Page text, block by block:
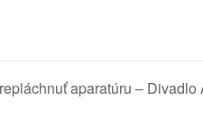
aparatúru – Divadlo